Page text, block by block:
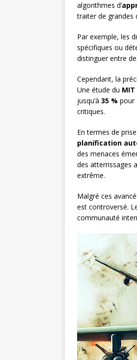
algorithmes d’
traiter de grandes
Par exemple, les
spécifiques ou
distinguer entre
Cependant, la
Une étude du MIT
jusqu’à 35 % pour
critiques.
En termes de
planification
des menaces
des atterrissages
extrême.
Malgré ces
est controversé.
communauté